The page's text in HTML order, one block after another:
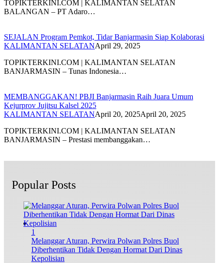
TOPIKTERKINI.COM | KALIMANTAN SELATAN
BALANGAN – PT Adaro…
SEJALAN Program Pemkot, Tidar Banjarmasin Siap Kolaborasi
KALIMANTAN SELATANApril 29, 2025
TOPIKTERKINI.COM | KALIMANTAN SELATAN
BANJARMASIN – Tunas Indonesia…
MEMBANGGAKAN! PBJI Banjarmasin Raih Juara Umum
Kejurprov Jujitsu Kalsel 2025
KALIMANTAN SELATANApril 20, 2025April 20, 2025
TOPIKTERKINI.COM | KALIMANTAN SELATAN
BANJARMASIN – Prestasi membanggakan…
Popular Posts
1
Melanggar Aturan, Perwira Polwan Polres Buol
Diberhentikan Tidak Dengan Hormat Dari Dinas
Kepolisian